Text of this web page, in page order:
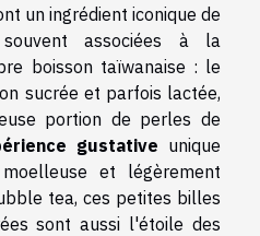
un ingrédient iconique de
associées à la
boisson taïwanaise : le
sucrée et parfois lactée,
portion de perles de
gustative unique
et légèrement
tea, ces petites billes
sont aussi l'étoile des